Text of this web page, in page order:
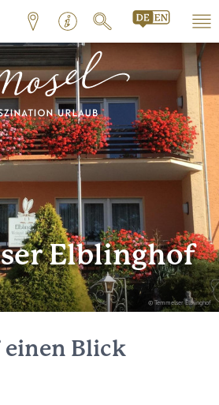
© Temmelser Elblinghof
Elblinghof
einen Blick